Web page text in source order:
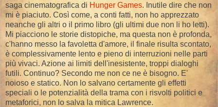
saga cinematografica di Hunger Games. Inutile dire che non
mi è piaciuto. Così come, a conti fatti, non ho apprezzato
neanche gli altri o il primo libro (gli ultimi due non li ho letti).
Mi piacciono le storie distopiche, ma questa non è profonda,
c'hanno messo la favoletta d'amore, il finale risulta scontato,
è complessivamente lento e pieno di interruzioni nelle parti
più vivaci. Azione ai limiti dell'inesistente, troppi dialoghi
futili. Continuo? Secondo me non ce ne è bisogno. E'
noioso e statico. Non lo salvano certamente gli effetti
speciali o le potenzialità della trama con i risvolti politici e
metaforici, non lo salva la mitica Lawrence.